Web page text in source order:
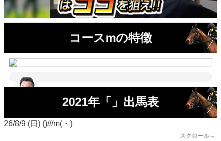
コースmの特徴
2021年「」出馬表
26/8/9 (日) ()///m(・)
スクロール→